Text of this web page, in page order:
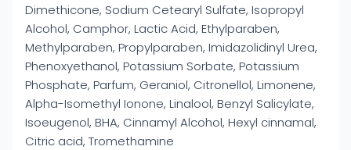
Dimethicone, Sodium Cetearyl Sulfate, Isopropyl
Alcohol, Camphor, Lactic Acid, Ethylparaben,
Methylparaben, Propylparaben, Imidazolidinyl Urea,
Phenoxyethanol, Potassium Sorbate, Potassium
Phosphate, Parfum, Geraniol, Citronellol, Limonene,
Alpha-Isomethyl Ionone, Linalool, Benzyl Salicylate,
Isoeugenol, BHA, Cinnamyl Alcohol, Hexyl cinnamal,
Citric acid, Tromethamine